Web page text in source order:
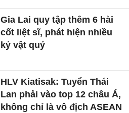
Gia Lai quy tập thêm 6 hài
cốt liệt sĩ, phát hiện nhiều
kỷ vật quý
HLV Kiatisak: Tuyển Thái
Lan phải vào top 12 châu Á,
không chỉ là vô địch ASEAN